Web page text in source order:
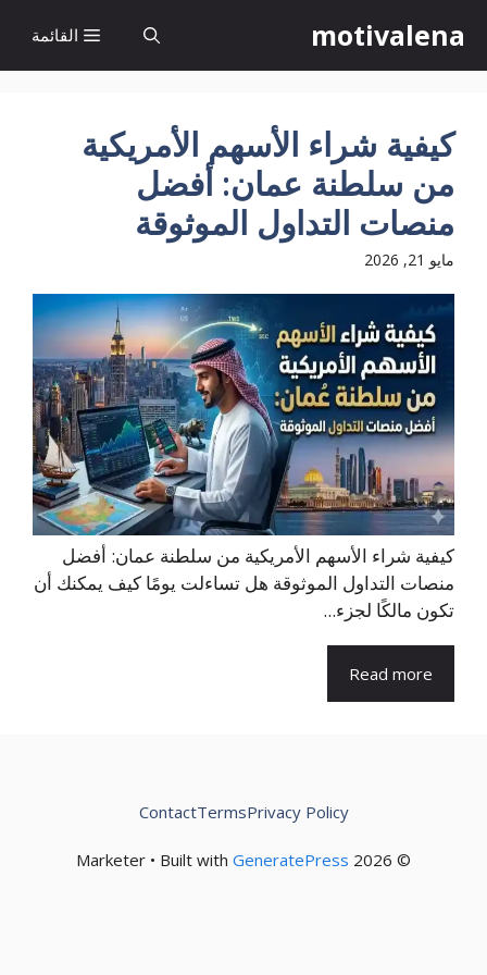
إلى
المحتوى
motivalena القائمة
كيفية شراء الأسهم الأمريكية
من سلطنة عمان: أفضل
منصات التداول الموثوقة
مايو 21, 2026
كيفية شراء الأسهم الأمريكية من سلطنة عمان: أفضل
منصات التداول الموثوقة هل تساءلت يومًا كيف يمكنك أن
تكون مالكًا لجزء...
Read more
© 2026 Marketer • Built with
GeneratePress
Privacy Policy
Terms
Contact